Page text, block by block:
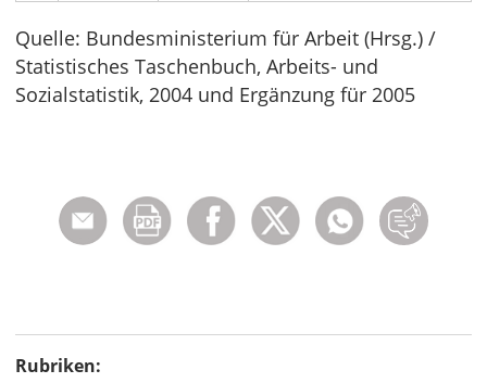
Quelle: Bundesministerium für Arbeit (Hrsg.) /
Statistisches Taschenbuch, Arbeits- und
Sozialstatistik, 2004 und Ergänzung für 2005
Rubriken: